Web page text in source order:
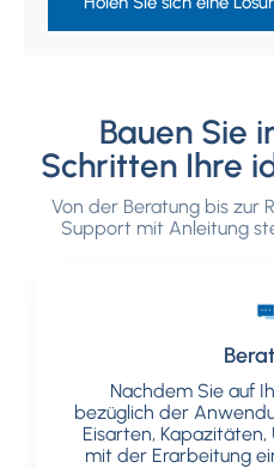
Bauen Sie
Schritten Ihre
Von der Beratung bis zur
Support mit Anleitung
Nachdem Sie auf
bezüglich der
Eisarten,
mit der Erarbeitung
Nachdem Sie auf
bezüglich der
Eisarten,
mit der Erarbeitung